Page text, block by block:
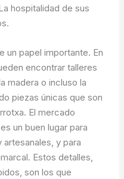
hospitalidad de sus
un papel importante. En
encontrar talleres
madera o incluso la
piezas únicas que son
El mercado
un buen lugar para
y para
Estos detalles,
son los que